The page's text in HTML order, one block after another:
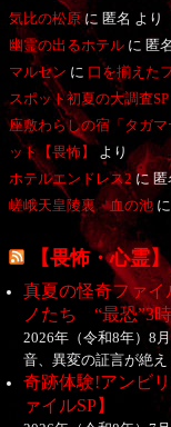
気比の松原に 匿名 より
幽霊の出るホテル に 匿名
マルセン に 口を揃えた
スポット初夏の大調査
座敷わらしの宿「タガマ
ット【畏怖】
より
ホテルエンドレス2 に匿
嵯峨天皇陵裏 血の池 に
【畏怖・心霊】
真夏の怪奇ファ
ノたち “最恐”3
2026年（令和8年）8
音、異変の証言が絶
奇跡体験!アンビ
ァイルSP】